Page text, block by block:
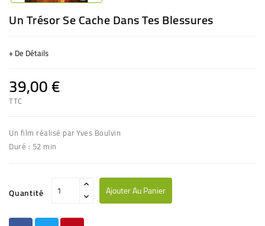
Un Trésor Se Cache Dans Tes Blessures
+ De Détails
39,00 €
TTC
Un film réalisé par Yves Boulvin
Duré : 52 min
Quantité Ajouter Au Panier